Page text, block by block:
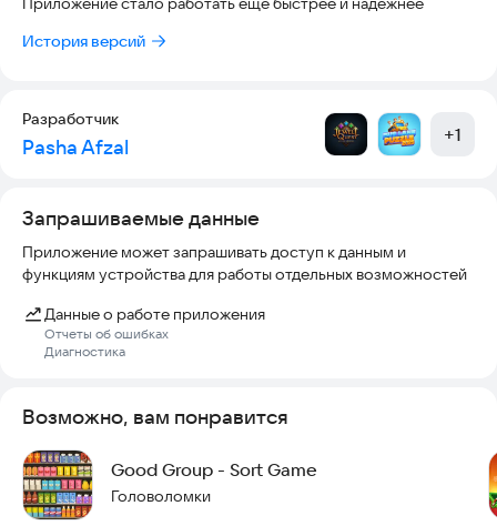
Суперусилители: используйте подсказки и специальные
инструменты, чтобы проходить сложные уровни.
Игра офлайн: подключение к интернету не требуется —
Прекрасная графика: потрясающая графика с весёлым,
Как играть
Сортировка и сопоставление: Добавляйте одинаковые 3D-
предметы в корзину или на полку, чтобы составить пару.
более предметов, чтобы получить бонусные очки.
Организация полок: Распределяйте предметы по типу или
цвету, чтобы получить дополнительные награды.
История версий
Разработчик
Pasha Afzal +1
Запрашиваемые данные
Приложение может запрашивать доступ к данным и
функциям устройства для работы отдельных возможностей
Данные о работе приложения
Отчеты об ошибках
Диагностика
Возможно, вам понравится
Good Group - Sort Game
Головоломки